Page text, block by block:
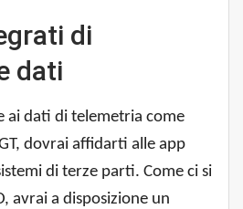
di
dati
ai dati di telemetria come
dovrai affidarti alle app
di terze parti. Come ci si
avrai a disposizione un